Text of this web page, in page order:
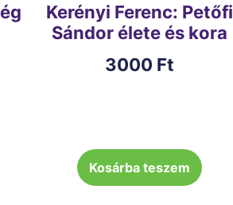
Kerényi Ferenc: Petőfi
Sándor élete és kora
3000 Ft
Kosárba teszem